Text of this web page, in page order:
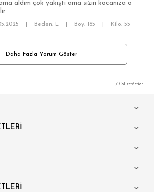
aldım çok yakıştı ama sizin kocanıza o
Beden: L Boy: 165 Kilo: 55
Daha Fazla Yorum Göster
⚡ CollectAction